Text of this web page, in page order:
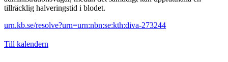
tillräcklig halveringstid i blodet.
urn.kb.se/resolve?urn=urn:nbn:se:kth:diva-273244
Till kalendern